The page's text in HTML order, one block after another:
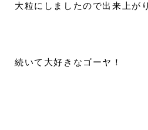
大粒にしましたので出来上が
続いて大好きなゴーヤ！